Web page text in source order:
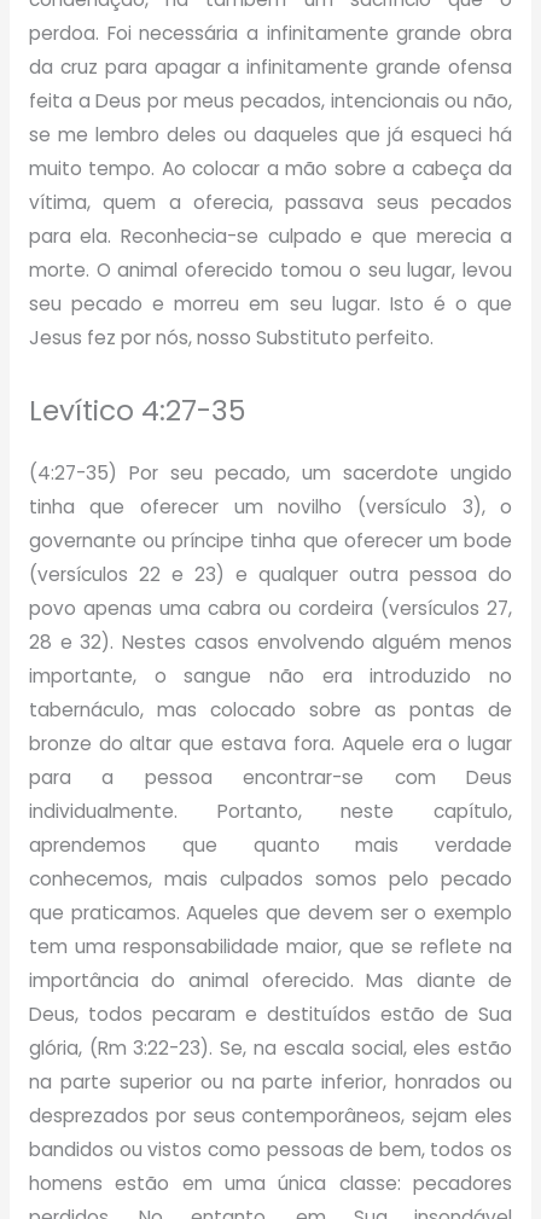
perdoa. Foi necessária a infinitamente grande obra
da cruz para apagar a infinitamente grande ofensa
feita a Deus por meus pecados, intencionais ou não,
se me lembro deles ou daqueles que já esqueci há
muito tempo. Ao colocar a mão sobre a cabeça da
vítima, quem a oferecia, passava seus pecados
para ela. Reconhecia-se culpado e que merecia a
morte. O animal oferecido tomou o seu lugar, levou
seu pecado e morreu em seu lugar. Isto é o que
Jesus fez por nós, nosso Substituto perfeito.
Levítico 4:27-35
(4:27-35) Por seu pecado, um sacerdote ungido
tinha que oferecer um novilho (versículo 3), o
governante ou príncipe tinha que oferecer um bode
(versículos 22 e 23) e qualquer outra pessoa do
povo apenas uma cabra ou cordeira (versículos 27,
28 e 32). Nestes casos envolvendo alguém menos
importante, o sangue não era introduzido no
tabernáculo, mas colocado sobre as pontas de
bronze do altar que estava fora. Aquele era o lugar
para a pessoa encontrar-se com Deus
individualmente. Portanto, neste capítulo,
aprendemos que quanto mais verdade
conhecemos, mais culpados somos pelo pecado
que praticamos. Aqueles que devem ser o exemplo
tem uma responsabilidade maior, que se reflete na
importância do animal oferecido. Mas diante de
Deus, todos pecaram e destituídos estão de Sua
glória, (Rm 3:22-23). Se, na escala social, eles estão
na parte superior ou na parte inferior, honrados ou
desprezados por seus contemporâneos, sejam eles
bandidos ou vistos como pessoas de bem, todos os
homens estão em uma única classe: pecadores